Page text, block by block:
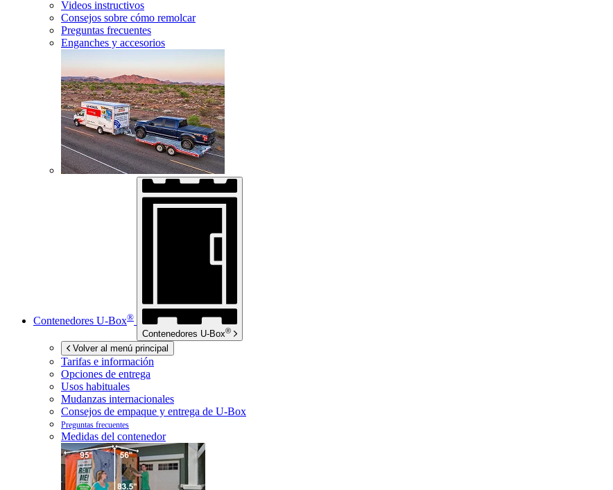
Videos instructivos
Consejos sobre cómo remolcar
Preguntas frecuentes
Enganches y accesorios
Contenedores U-Box®
Contenedores U-Box®
Volver al menú principal
Tarifas e información
Opciones de entrega
Usos habituales
Mudanzas internacionales
Consejos de empaque y entrega de U-Box
Preguntas frecuentes
Medidas del contenedor